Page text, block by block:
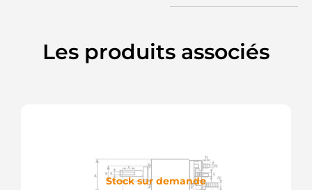
Les produits associés
Stock sur demande